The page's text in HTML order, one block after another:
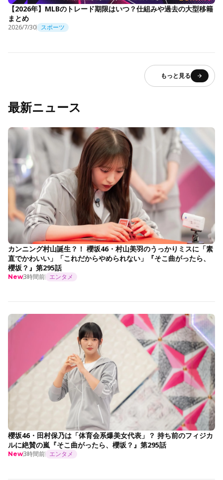
【2026年】MLBのトレード期限はいつ？仕組みや過去の大型移籍
まとめ
2026/7/30 スポーツ
もっと見る
最新ニュース
カンニング村山誕生？！ 櫻坂46・村山美羽のうっかりミスに「素
直でかわいい」「これだからやめられない」『そこ曲がったら、
櫻坂？』第295話
New3時間前 エンタメ
櫻坂46・田村保乃は「体育会系爆美女代表」？ 持ち前のフィジカ
ルに絶賛の嵐『そこ曲がったら、櫻坂？』第295話
New3時間前 エンタメ